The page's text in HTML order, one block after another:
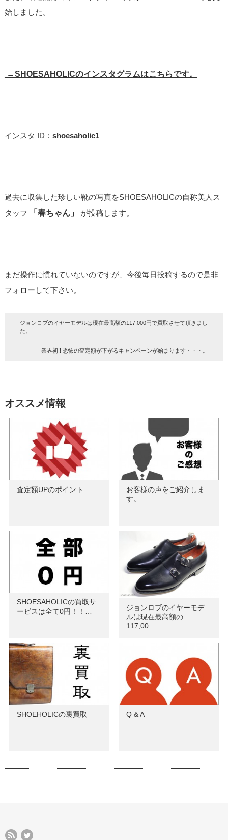
始しました。
→SHOESAHOLICのインスタグラムはこちらです。
インスタ ID： shoesaholic1
過去に収集した珍しい靴の写真をSHOESAHOLICの自称美人ス
タッフ
「春ちゃん」 が投稿します。
まだ操作に慣れていないのですが、今後毎日投稿するので是非
フォローして下さい。
ジョンロブのイヤーモデルは現在最高額の117,000円で買取させて頂きまし
た。
業界初!! 恐怖の査定額が下がるキャンペーンが始まります・・・。
オススメ情報
査定額UPのポイント
お客様の声をご紹介しま
す。
SHOESAHOLICの買取サ
ービスは全て0円！！…
ジョンロブのイヤーモデ
ルは現在最高額の
117,00…
SHOEHOLICの裏買取 Q & A